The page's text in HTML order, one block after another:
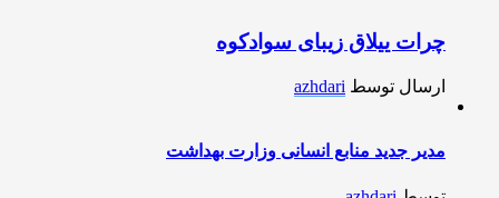
چرات ییلاق زیبای سوادکوه
ارسال توسط azhdari
مدیر جدید منابع انسانی وزارت بهداشت